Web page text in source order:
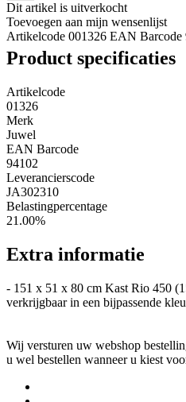
Dit artikel is uitverkocht
Toevoegen aan mijn wensenlijst
Artikelcode 001326 EAN Barcode
Product specificaties
Artikelcode
01326
Merk
Juwel
EAN Barcode
94102
Leverancierscode
JA302310
Belastingpercentage
21.00%
Extra informatie
- 151 x 51 x 80 cm Kast Rio 450
verkrijgbaar in een bijpassende
Wij versturen uw webshop
u wel bestellen wanneer u kiest